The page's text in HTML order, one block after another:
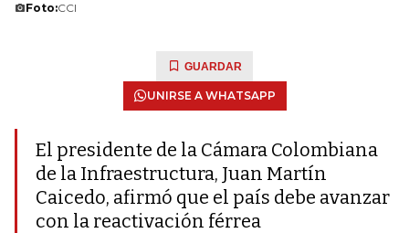
Foto:CCI
GUARDAR
UNIRSE A WHATSAPP
El presidente de la Cámara Colombiana
de la Infraestructura, Juan Martín
Caicedo, afirmó que el país debe avanzar
con la reactivación férrea